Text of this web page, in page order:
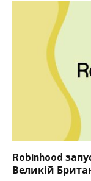
Robinhood
Великій